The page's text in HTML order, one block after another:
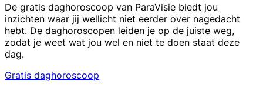
De gratis daghoroscoop van ParaVisie biedt jou
inzichten waar jij wellicht niet eerder over nagedacht
hebt. De daghoroscopen leiden je op de juiste weg,
zodat je weet wat jou wel en niet te doen staat deze
dag.
Gratis daghoroscoop